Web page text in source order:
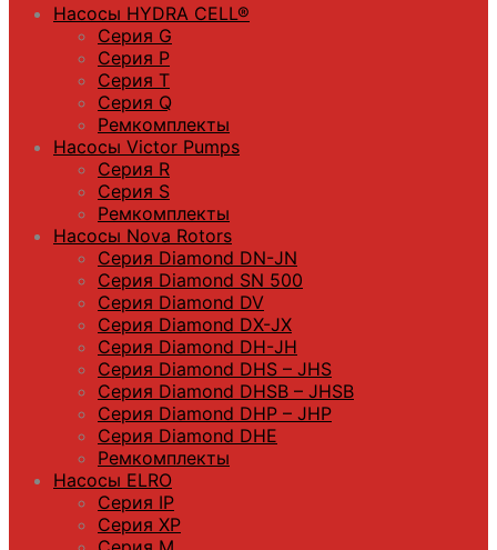
Насосы HYDRA CELL®
Серия G
Серия P
Серия T
Серия Q
Ремкомплекты
Насосы Victor Pumps
Серия R
Серия S
Ремкомплекты
Насосы Nova Rotors
Серия Diamond DN-JN
Серия Diamond SN 500
Серия Diamond DV
Серия Diamond DX-JX
Серия Diamond DH-JH
Серия Diamond DHS – JHS
Серия Diamond DHSB – JHSB
Серия Diamond DHP – JHP
Серия Diamond DHE
Ремкомплекты
Насосы ELRO
Серия IP
Серия XP